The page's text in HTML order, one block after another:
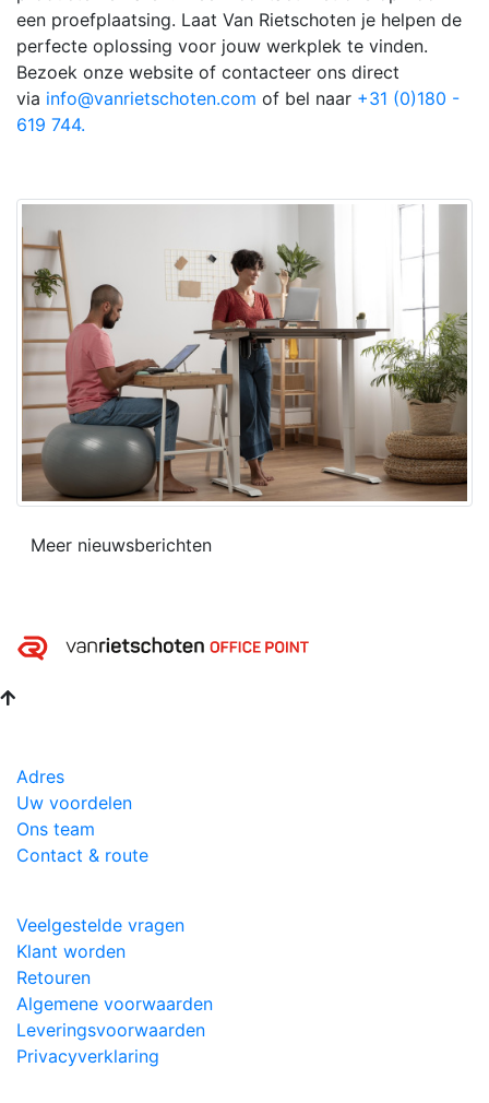
een proefplaatsing. Laat Van Rietschoten je helpen de
perfecte oplossing voor jouw werkplek te vinden.
Bezoek onze website of contacteer ons direct
via info@vanrietschoten.com of bel naar +31 (0)180 -
619 744.
Meer nieuwsberichten
Adres
Uw voordelen
Ons team
Contact & route
Veelgestelde vragen
Klant worden
Retouren
Algemene voorwaarden
Leveringsvoorwaarden
Privacyverklaring